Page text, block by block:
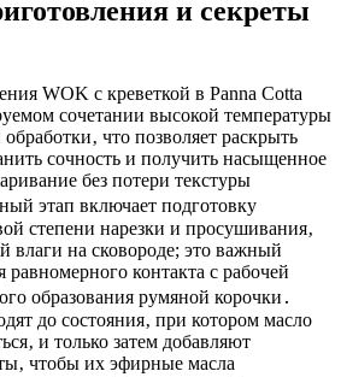
и секреты
WOK с креветкой в Panna Cotta
сочетании высокой температуры
что позволяет раскрыть
сочность и получить насыщенное
без потери текстуры
этап включает подготовку
степени нарезки и просушивания‚
влаги на сковороде; это важный
контакта с рабочей
образования румяной корочки․
до состояния‚ при котором масло
и только затем добавляют
чтобы их эфирные масла